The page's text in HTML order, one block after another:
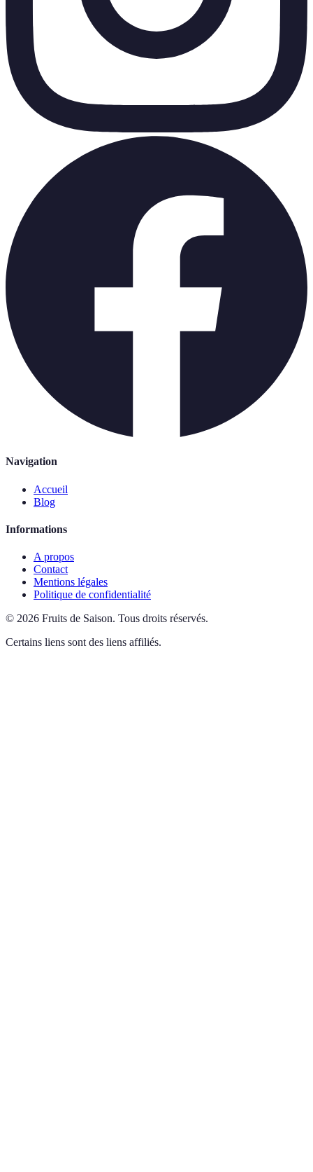
Navigation
Accueil
Blog
Informations
A propos
Contact
Mentions légales
Politique de confidentialité
© 2026 Fruits de Saison. Tous droits réservés.
Certains liens sont des liens affiliés.